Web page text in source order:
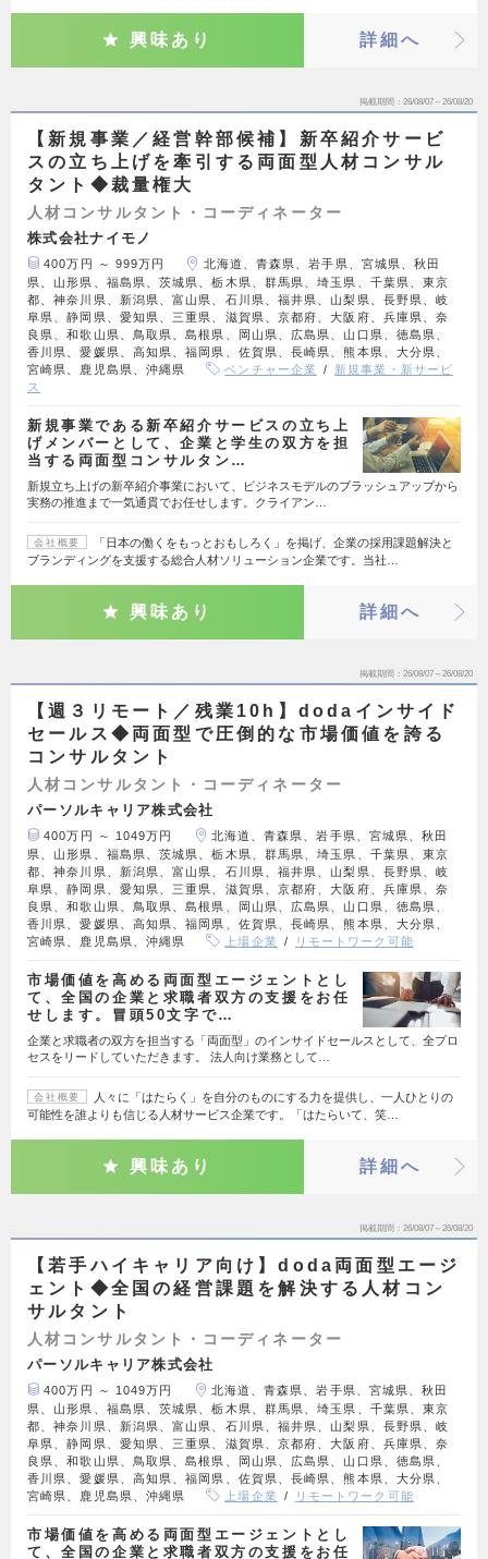
興味あり 詳細へ
掲載期間 26/08/07～26/08/20
【新規事業／経営幹部候補】新卒紹介サービ
スの立ち上げを牽引する両面型人材コンサル
タント◆裁量権大
人材コンサルタント・コーディネーター
株式会社ナイモノ
400万円 ～ 999万円
北海道、青森県、岩手県、宮城県、秋田
県、山形県、福島県、茨城県、栃木県、群馬県、埼玉県、千葉県、東京
都、神奈川県、新潟県、富山県、石川県、福井県、山梨県、長野県、岐
阜県、静岡県、愛知県、三重県、滋賀県、京都府、大阪府、兵庫県、奈
良県、和歌山県、鳥取県、島根県、岡山県、広島県、山口県、徳島県、
香川県、愛媛県、高知県、福岡県、佐賀県、長崎県、熊本県、大分県、
宮崎県、鹿児島県、沖縄県
ベンチャー企業
新規事業・新サービ
ス
新規事業である新卒紹介サービスの立ち上
げメンバーとして、企業と学生の双方を担
当する両面型コンサルタン…
新規立ち上げの新卒紹介事業において、ビジネスモデルのブラッシュアップから
実務の推進まで一気通貫でお任せします。クライアン…
会社概要
「日本の働くをもっとおもしろく」を掲げ、企業の採用課題解決と
ブランディングを支援する総合人材ソリューション企業です。当社…
興味あり 詳細へ
掲載期間 26/08/07～26/08/20
【週３リモート／残業10h】dodaインサイド
セールス◆両面型で圧倒的な市場価値を誇る
コンサルタント
人材コンサルタント・コーディネーター
パーソルキャリア株式会社
400万円 ～ 1049万円
北海道、青森県、岩手県、宮城県、秋田
県、山形県、福島県、茨城県、栃木県、群馬県、埼玉県、千葉県、東京
都、神奈川県、新潟県、富山県、石川県、福井県、山梨県、長野県、岐
阜県、静岡県、愛知県、三重県、滋賀県、京都府、大阪府、兵庫県、奈
良県、和歌山県、鳥取県、島根県、岡山県、広島県、山口県、徳島県、
香川県、愛媛県、高知県、福岡県、佐賀県、長崎県、熊本県、大分県、
宮崎県、鹿児島県、沖縄県
上場企業 リモートワーク可能
市場価値を高める両面型エージェントとし
て、全国の企業と求職者双方の支援をお任
せします。冒頭50文字で…
企業と求職者の双方を担当する「両面型」のインサイドセールスとして、全プロ
セスをリードしていただきます。 法人向け業務として…
会社概要
人々に「はたらく」を自分のものにする力を提供し、一人ひとりの
可能性を誰よりも信じる人材サービス企業です。「はたらいて、笑…
興味あり 詳細へ
掲載期間 26/08/07～26/08/20
【若手ハイキャリア向け】doda両面型エージ
ェント◆全国の経営課題を解決する人材コン
サルタント
人材コンサルタント・コーディネーター
パーソルキャリア株式会社
400万円 ～ 1049万円
北海道、青森県、岩手県、宮城県、秋田
県、山形県、福島県、茨城県、栃木県、群馬県、埼玉県、千葉県、東京
都、神奈川県、新潟県、富山県、石川県、福井県、山梨県、長野県、岐
阜県、静岡県、愛知県、三重県、滋賀県、京都府、大阪府、兵庫県、奈
良県、和歌山県、鳥取県、島根県、岡山県、広島県、山口県、徳島県、
香川県、愛媛県、高知県、福岡県、佐賀県、長崎県、熊本県、大分県、
宮崎県、鹿児島県、沖縄県
上場企業 リモートワーク可能
市場価値を高める両面型エージェントとし
て、全国の企業と求職者双方の支援をお任